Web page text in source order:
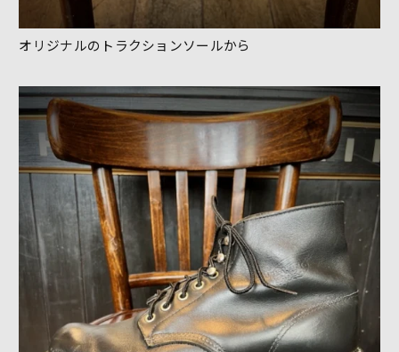
オリジナルのトラクションソールから